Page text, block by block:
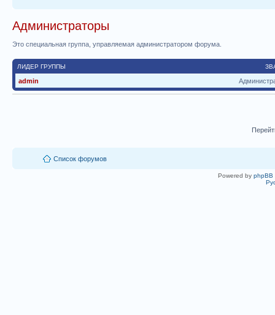
Администраторы
Это специальная группа, управляемая администратором форума.
ЛИДЕР ГРУППЫ
admin
Список форумов
Powered by phpBB